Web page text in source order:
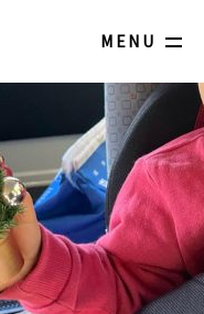
MENU